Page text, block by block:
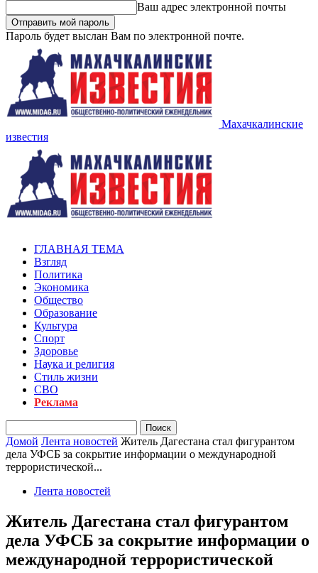
Ваш адрес электронной почты
Пароль будет выслан Вам по электронной почте.
Махачкалинские
известия
ГЛАВНАЯ ТЕМА
Взгляд
Политика
Экономика
Общество
Образование
Культура
Спорт
Здоровье
Наука и религия
Стиль жизни
СВО
Реклама
Домой Лента новостей Житель Дагестана стал фигурантом
дела УФСБ за сокрытие информации о международной
террористической...
Лента новостей
Житель Дагестана стал фигурантом
дела УФСБ за сокрытие информации о
международной террористической